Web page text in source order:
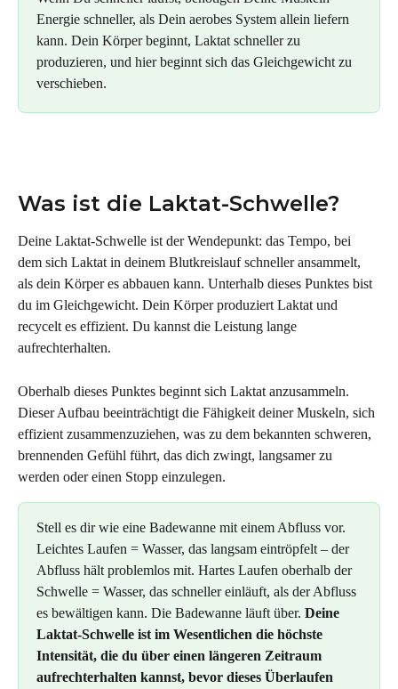
Energie schneller, als Dein aerobes System allein liefern
kann. Dein Körper beginnt, Laktat schneller zu
produzieren, und hier beginnt sich das Gleichgewicht zu
verschieben.
Was ist die Laktat-Schwelle?
Deine Laktat-Schwelle ist der Wendepunkt: das Tempo, bei
dem sich Laktat in deinem Blutkreislauf schneller ansammelt,
als dein Körper es abbauen kann. Unterhalb dieses Punktes bist
du im Gleichgewicht. Dein Körper produziert Laktat und
recycelt es effizient. Du kannst die Leistung lange
aufrechterhalten.
Oberhalb dieses Punktes beginnt sich Laktat anzusammeln.
Dieser Aufbau beeinträchtigt die Fähigkeit deiner Muskeln, sich
effizient zusammenzuziehen, was zu dem bekannten schweren,
brennenden Gefühl führt, das dich zwingt, langsamer zu
werden oder einen Stopp einzulegen.
Stell es dir wie eine Badewanne mit einem Abfluss vor.
Leichtes Laufen = Wasser, das langsam eintröpfelt – der
Abfluss hält problemlos mit. Hartes Laufen oberhalb der
Schwelle = Wasser, das schneller einläuft, als der Abfluss
es bewältigen kann. Die Badewanne läuft über. Deine
Laktat-Schwelle ist im Wesentlichen die höchste
Intensität, die du über einen längeren Zeitraum
aufrechterhalten kannst, bevor dieses Überlaufen